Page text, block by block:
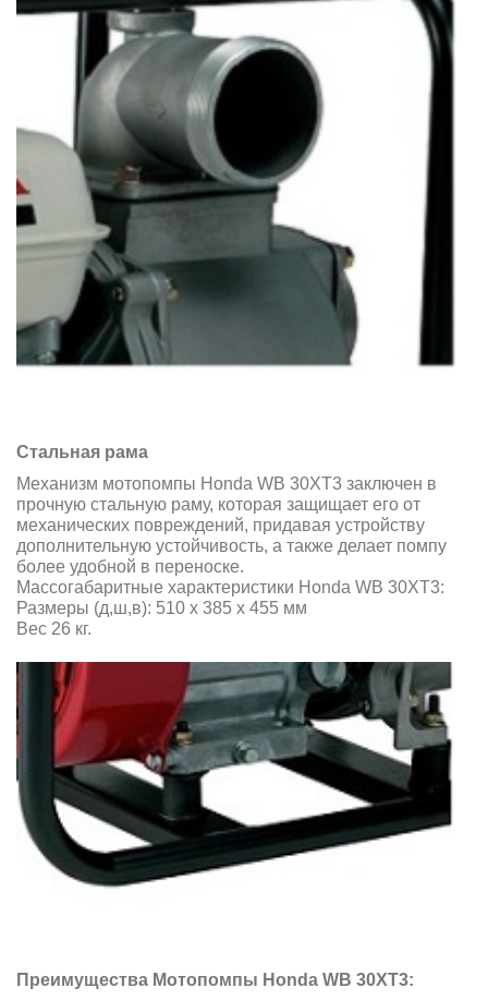
Стальная рама
Механизм мотопомпы Honda WB 30XT3 заключен в
прочную стальную раму, которая защищает его от
механических повреждений, придавая устройству
дополнительную устойчивость, а также делает помпу
более удобной в переноске.
Массогабаритные характеристики Honda WB 30XT3:
Размеры (д,ш,в): 510 х 385 х 455 мм
Вес 26 кг.
Преимущества Мотопомпы Honda WB 30XT3: